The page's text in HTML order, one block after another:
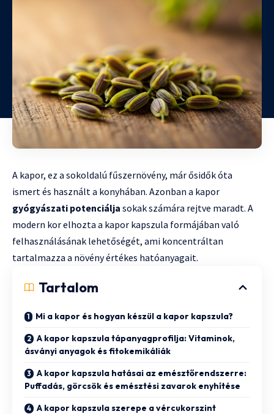
A kapor, ez a sokoldalú fűszernövény, már ősidők óta
ismert és használt a konyhában. Azonban a kapor
gyógyászati potenciálja sokak számára rejtve maradt. A
modern kor elhozta a kapor kapszula formájában való
felhasználásának lehetőségét, ami koncentráltan
tartalmazza a növény értékes hatóanyagait.
Tartalom
Mi a kapor és hogyan készül a kapor kapszula?
A kapor kapszula tápanyagprofilja: Vitaminok,
ásványi anyagok és fitokemikáliák
A kapor kapszula hatásai az emésztőrendszerre:
Puffadás, görcsök és emésztési zavarok enyhítése
A kapor kapszula szerepe a vércukorszint